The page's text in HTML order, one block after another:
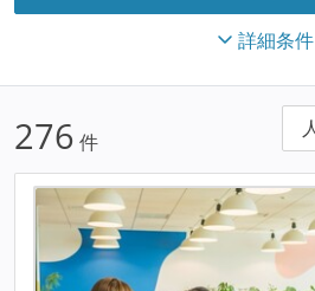
詳細条件
276 件